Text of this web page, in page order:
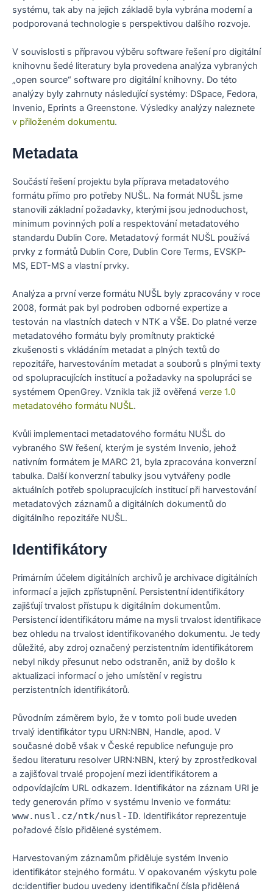
systému, tak aby na jejich základě byla vybrána moderní a
podporovaná technologie s perspektivou dalšího rozvoje.
V souvislosti s přípravou výběru software řešení pro digitální
knihovnu šedé literatury byla provedena analýza vybraných
„open source“ software pro digitální knihovny. Do této
analýzy byly zahrnuty následující systémy: DSpace, Fedora,
Invenio, Eprints a Greenstone. Výsledky analýzy naleznete
v přiloženém dokumentu.
Metadata
Součástí řešení projektu byla příprava metadatového
formátu přímo pro potřeby NUŠL. Na formát NUŠL jsme
stanovili základní požadavky, kterými jsou jednoduchost,
minimum povinných polí a respektování metadatového
standardu Dublin Core. Metadatový formát NUŠL používá
prvky z formátů Dublin Core, Dublin Core Terms, EVSKP-
MS, EDT-MS a vlastní prvky.
Analýza a první verze formátu NUŠL byly zpracovány v roce
2008, formát pak byl podroben odborné expertize a
testován na vlastních datech v NTK a VŠE. Do platné verze
metadatového formátu byly promítnuty praktické
zkušenosti s vkládáním metadat a plných textů do
repozitáře, harvestováním metadat a souborů s plnými texty
od spolupracujících institucí a požadavky na spolupráci se
systémem OpenGrey. Vznikla tak již ověřená verze 1.0
metadatového formátu NUŠL.
Kvůli implementaci metadatového formátu NUŠL do
vybraného SW řešení, kterým je systém Invenio, jehož
nativním formátem je MARC 21, byla zpracována konverzní
tabulka. Další konverzní tabulky jsou vytvářeny podle
aktuálních potřeb spolupracujících institucí při harvestování
metadatových záznamů a digitálních dokumentů do
digitálního repozitáře NUŠL.
Identifikátory
Primárním účelem digitálních archivů je archivace digitálních
informací a jejich zpřístupnění. Persistentní identifikátory
zajišťují trvalost přístupu k digitálním dokumentům.
Persistencí identifikátoru máme na mysli trvalost identifikace
bez ohledu na trvalost identifikovaného dokumentu. Je tedy
důležité, aby zdroj označený perzistentním identifikátorem
nebyl nikdy přesunut nebo odstraněn, aniž by došlo k
aktualizaci informací o jeho umístění v registru
perzistentních identifikátorů.
Původním záměrem bylo, že v tomto poli bude uveden
trvalý identifikátor typu URN:NBN, Handle, apod. V
současné době však v České republice nefunguje pro
šedou literaturu resolver URN:NBN, který by zprostředkoval
a zajišťoval trvalé propojení mezi identifikátorem a
odpovídajícím URL odkazem. Identifikátor na záznam URI je
tedy generován přímo v systému Invenio ve formátu:
www.nusl.cz/ntk/nusl-ID. Identifikátor reprezentuje
pořadové číslo přidělené systémem.
Harvestovaným záznamům přiděluje systém Invenio
identifikátor stejného formátu. V opakovaném výskytu pole
dc:identifier budou uvedeny identifikační čísla přidělená